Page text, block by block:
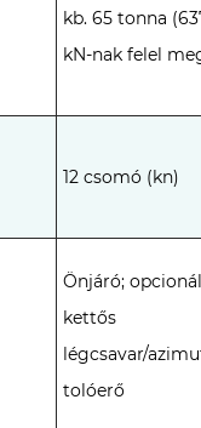
kb. 65 tonna
kN-nak felel
12 csomó (kn)
Önjáró;
kettős
légcsavar/
tolóerő